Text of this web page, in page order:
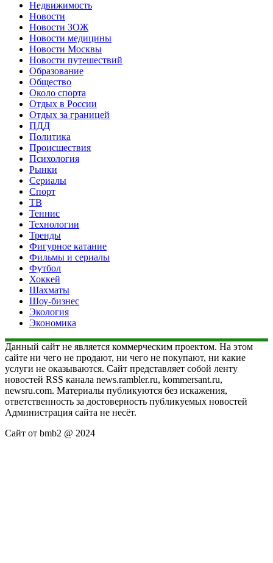
Недвижимость
Новости
Новости ЗОЖ
Новости медицины
Новости Москвы
Новости путешествий
Образование
Общество
Около спорта
Отдых в России
Отдых за границей
ПДД
Политика
Происшествия
Психология
Рынки
Сериалы
Спорт
ТВ
Теннис
Технологии
Тренды
Фигурное катание
Фильмы и сериалы
Футбол
Хоккей
Шахматы
Шоу-бизнес
Экология
Экономика
Данный сайт не является коммерческим проектом. На этом
сайте ни чего не продают, ни чего не покупают, ни какие
услуги не оказываются. Сайт представляет собой ленту
новостей RSS канала news.rambler.ru, kommersant.ru,
newsru.com. Материалы публикуются без искажения,
ответственность за достоверность публикуемых новостей
Администрация сайта не несёт.
Сайт от bmb2 @ 2024